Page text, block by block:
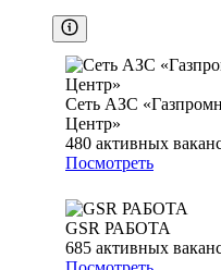
Сеть АЗС
Центр»
480 активных
Посмотреть
GSR РАБОТА
685 активных